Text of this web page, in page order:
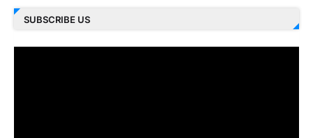
SUBSCRIBE US